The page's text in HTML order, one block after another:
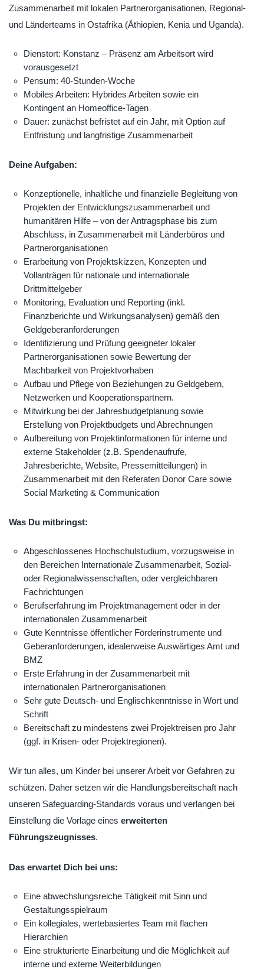
Zusammenarbeit mit lokalen Partnerorganisationen, Regional-
und Länderteams in Ostafrika (Äthiopien, Kenia und Uganda).
Dienstort: Konstanz – Präsenz am Arbeitsort wird
vorausgesetzt
Pensum: 40-Stunden-Woche
Mobiles Arbeiten: Hybrides Arbeiten sowie ein
Kontingent an Homeoffice-Tagen
Dauer: zunächst befristet auf ein Jahr, mit Option auf
Entfristung und langfristige Zusammenarbeit
Deine Aufgaben:
Konzeptionelle, inhaltliche und finanzielle Begleitung von
Projekten der Entwicklungszusammenarbeit und
humanitären Hilfe – von der Antragsphase bis zum
Abschluss, in Zusammenarbeit mit Länderbüros und
Partnerorganisationen
Erarbeitung von Projektskizzen, Konzepten und
Vollanträgen für nationale und internationale
Drittmittelgeber
Monitoring, Evaluation und Reporting (inkl.
Finanzberichte und Wirkungsanalysen) gemäß den
Geldgeberanforderungen
Identifizierung und Prüfung geeigneter lokaler
Partnerorganisationen sowie Bewertung der
Machbarkeit von Projektvorhaben
Aufbau und Pflege von Beziehungen zu Geldgebern,
Netzwerken und Kooperationspartnern.
Mitwirkung bei der Jahresbudgetplanung sowie
Erstellung von Projektbudgets und Abrechnungen
Aufbereitung von Projektinformationen für interne und
externe Stakeholder (z.B. Spendenaufrufe,
Jahresberichte, Website, Pressemitteilungen) in
Zusammenarbeit mit den Referaten Donor Care sowie
Social Marketing & Communication
Was Du mitbringst:
Abgeschlossenes Hochschulstudium, vorzugsweise in
den Bereichen Internationale Zusammenarbeit, Sozial-
oder Regionalwissenschaften, oder vergleichbaren
Fachrichtungen
Berufserfahrung im Projektmanagement oder in der
internationalen Zusammenarbeit
Gute Kenntnisse öffentlicher Förderinstrumente und
Geberanforderungen, idealerweise Auswärtiges Amt und
BMZ
Erste Erfahrung in der Zusammenarbeit mit
internationalen Partnerorganisationen
Sehr gute Deutsch- und Englischkenntnisse in Wort und
Schrift
Bereitschaft zu mindestens zwei Projektreisen pro Jahr
(ggf. in Krisen- oder Projektregionen).
Wir tun alles, um Kinder bei unserer Arbeit vor Gefahren zu
schützen. Daher setzen wir die Handlungsbereitschaft nach
unseren Safeguarding-Standards voraus und verlangen bei
Einstellung die Vorlage eines erweiterten
Führungszeugnisses.
Das erwartet Dich bei uns:
Eine abwechslungsreiche Tätigkeit mit Sinn und
Gestaltungsspielraum
Ein kollegiales, wertebasiertes Team mit flachen
Hierarchien
Eine strukturierte Einarbeitung und die Möglichkeit auf
interne und externe Weiterbildungen